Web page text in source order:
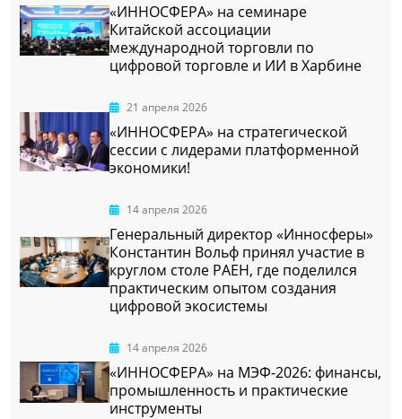
«ИННОСФЕРА» на семинаре
Китайской ассоциации
международной торговли по
цифровой торговле и ИИ в Харбине
21 апреля 2026
«ИННОСФЕРА» на стратегической
сессии с лидерами платформенной
экономики!
14 апреля 2026
Генеральный директор «Инносферы»
Константин Вольф принял участие в
круглом столе РАЕН, где поделился
практическим опытом создания
цифровой экосистемы
14 апреля 2026
«ИННОСФЕРА» на МЭФ-2026: финансы,
промышленность и практические
инструменты